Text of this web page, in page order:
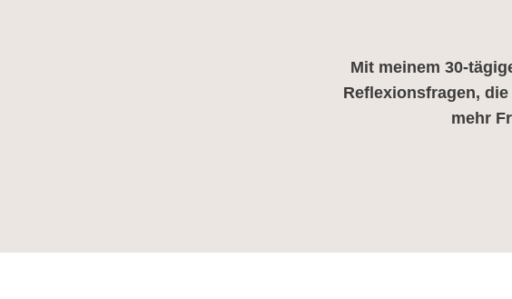
Mit meinem 30-
Reflexionsfragen,
mehr